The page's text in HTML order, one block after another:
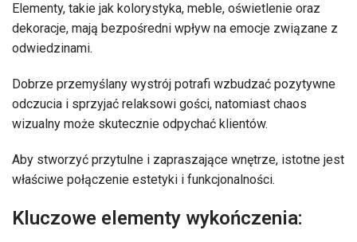
Elementy, takie jak kolorystyka, meble, oświetlenie oraz
dekoracje, mają bezpośredni wpływ na emocje związane z
odwiedzinami.
Dobrze przemyślany wystrój potrafi wzbudzać pozytywne
odczucia i sprzyjać relaksowi gości, natomiast chaos
wizualny może skutecznie odpychać klientów.
Aby stworzyć przytulne i zapraszające wnętrze, istotne jest
właściwe połączenie estetyki i funkcjonalności.
Kluczowe elementy wykończenia: